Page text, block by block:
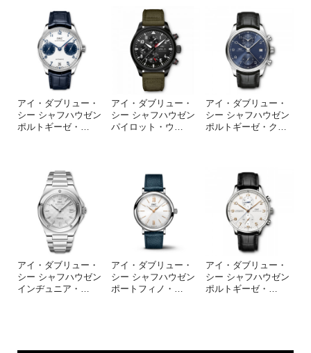
アイ・ダブリュー・
シー シャフハウゼン
ポルトギーゼ・ …
アイ・ダブリュー・
シー シャフハウゼン
パイロット・ウ …
アイ・ダブリュー・
シー シャフハウゼン
ポルトギーゼ・ク …
アイ・ダブリュー・
シー シャフハウゼン
インヂュニア・
アイ・ダブリュー・
シー シャフハウゼン
ポートフィノ・
アイ・ダブリュー・
シー シャフハウゼン
ポルトギーゼ・